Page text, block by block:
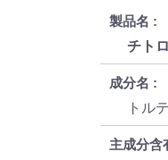
製品名
チト
成分名
トル
主成分含